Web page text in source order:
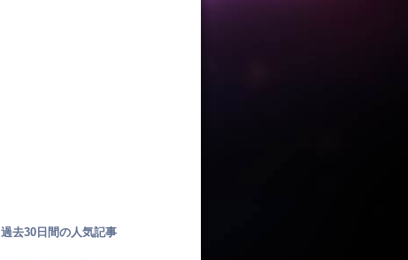
過去30日間の人気記事